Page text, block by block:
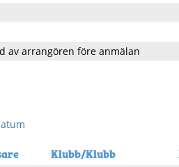
av arrangören före anmälan
Klubb/Klubb